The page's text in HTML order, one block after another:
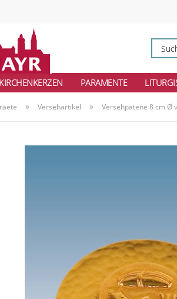
KIRCHENKERZEN PARAMENTE
» Versehartikel » Versehpatene 8 cm Ø